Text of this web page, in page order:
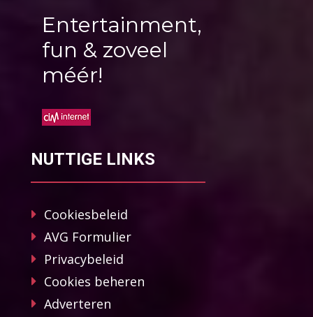
Entertainment,
fun & zoveel
méér!
NUTTIGE LINKS
Cookiesbeleid
AVG Formulier
Privacybeleid
Cookies beheren
Adverteren